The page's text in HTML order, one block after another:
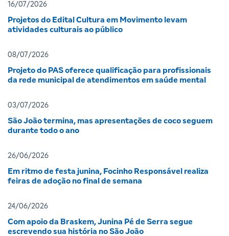
16/07/2026
Projetos do Edital Cultura em Movimento levam
atividades culturais ao público
08/07/2026
Projeto do PAS oferece qualificação para profissionais
da rede municipal de atendimentos em saúde mental
03/07/2026
São João termina, mas apresentações de coco seguem
durante todo o ano
26/06/2026
Em ritmo de festa junina, Focinho Responsável realiza
feiras de adoção no final de semana
24/06/2026
Com apoio da Braskem, Junina Pé de Serra segue
escrevendo sua história no São João